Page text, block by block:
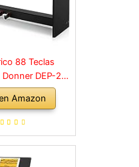
88 Teclas
DEP-20S
Teclas con
Pedal para
retro, negro
Amazon